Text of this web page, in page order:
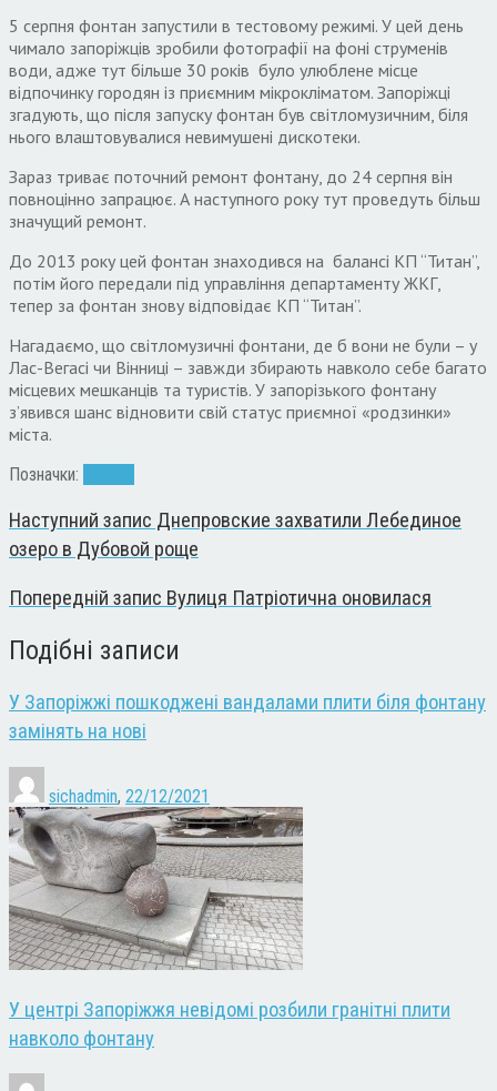
5 серпня фонтан запустили в тестовому режимі. У цей день
чимало запоріжців зробили фотографії на фоні струменів
води, адже тут більше 30 років було улюблене місце
відпочинку городян із приємним мікрокліматом. Запоріжці
згадують, що після запуску фонтан був світломузичним, біля
нього влаштовувалися невимушені дискотеки.
Зараз триває поточний ремонт фонтану, до 24 серпня він
повноцінно запрацює. А наступного року тут проведуть більш
значущий ремонт.
До 2013 року цей фонтан знаходився на балансі КП “Титан”,
потім його передали під управління департаменту ЖКГ,
тепер за фонтан знову відповідає КП “Титан”.
Нагадаємо, що світломузичні фонтани, де б вони не були – у
Лас-Вегасі чи Вінниці – завжди збирають навколо себе багато
місцевих мешканців та туристів. У запорізького фонтану
з’явився шанс відновити свій статус приємної «родзинки»
міста.
Позначки:
Наступний запис Днепровские захватили Лебединое
озеро в Дубовой роще
Попередній запис Вулиця Патріотична оновилася
Подібні записи
У Запоріжжі пошкоджені вандалами плити біля фонтану
замінять на нові
sichadmin, 22/12/2021
У центрі Запоріжжя невідомі розбили гранітні плити
навколо фонтану